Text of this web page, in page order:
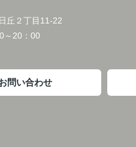
丘２丁目11-22
～20：00
問い合わせ